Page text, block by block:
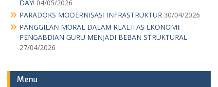
DAY! 04/05/2026
PARADOKS MODERNISASI INFRASTRUKTUR 30/04/2026
PANGGILAN MORAL DALAM REALITAS EKONOMI:
PENGABDIAN GURU MENJADI BEBAN STRUKTURAL
27/04/2026
Menu